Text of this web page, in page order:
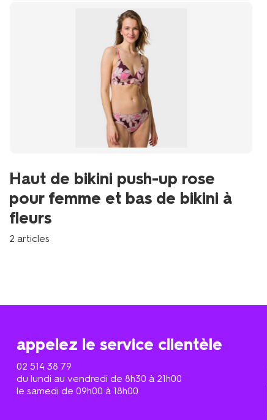
Haut de bikini push-up rose
pour femme et bas de bikini à
fleurs
2 articles
appelez le service clientèle
02 514 38 79
du lundi au vendredi de 8h30 à 21h00
le samedi de 09h00 à 18h00